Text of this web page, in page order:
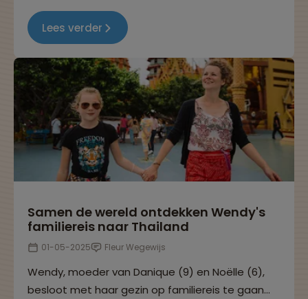
interviews delen ze hun ervaringen. Dit keer
vertelt Olivier over zijn 22-35ers reis naar Java en
Bali.
Lees verder
Samen de wereld ontdekken Wendy's
familiereis naar Thailand
01-05-2025 Fleur Wegewijs
Wendy, moeder van Danique (9) en Noëlle (6),
besloot met haar gezin op familiereis te gaan